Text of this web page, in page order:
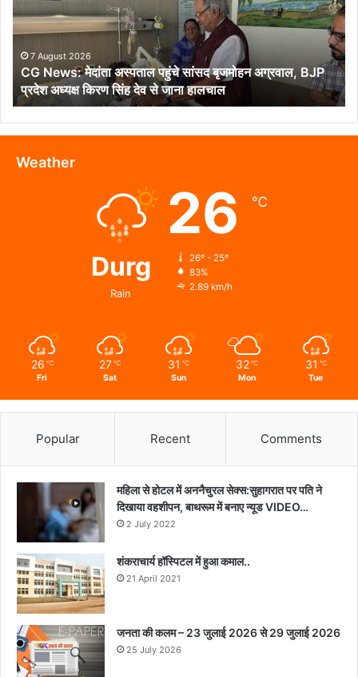
पहुंचे
सांसद
बृजमोहन
अग्रवाल,
BJP
प्रदेश
अध्यक्ष
किरण
सिंह
देव
7 August 2026
CG News: मेदांता अस्पताल पहुंचे सांसद बृजमोहन अग्रवाल, BJP
प्रदेश अध्यक्ष किरण सिंह देव से जाना हालचाल
Weather
Durg
Rain
26 ℃
26º - 25º
83%
2.89 km/h
26 ℃
Fri
27 ℃
Sat
31 ℃
Sun
32 ℃
Mon
31 ℃
Tue
Popular Recent Comments
महिला से होटल में अननैचुरल सेक्स:सुहागरात पर पति ने
दिखाया वहशीपन, बाथरूम में बनाए न्यूड VIDEO…
2 July 2022
शंकराचार्य हॉस्पिटल में हुआ कमाल..
21 April 2021
जनता की कलम – 23 जुलाई 2026 से 29 जुलाई 2026
25 July 2026